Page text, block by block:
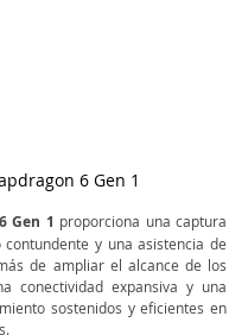
6 Gen 1
Gen 1 proporciona una captura
contundente y una asistencia de
de ampliar el alcance de los
conectividad expansiva y una
sostenidos y eficientes en